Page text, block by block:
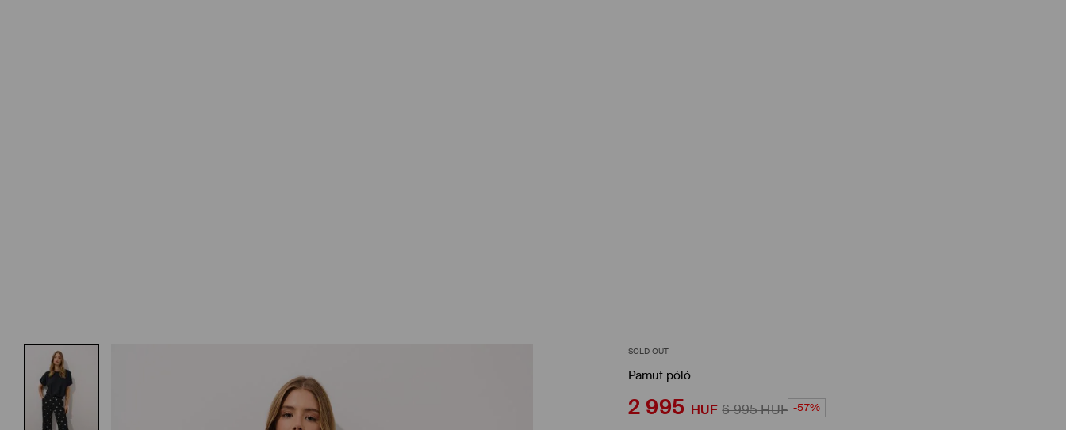
SOLD OUT
Pamut póló
2 995 HUF 6 995HUF -57%